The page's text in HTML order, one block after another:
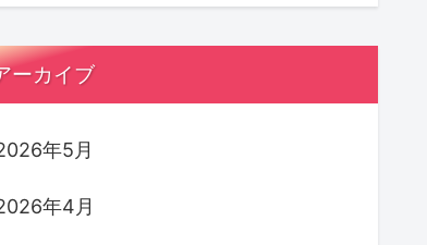
ーカイブ
年5月
年4月